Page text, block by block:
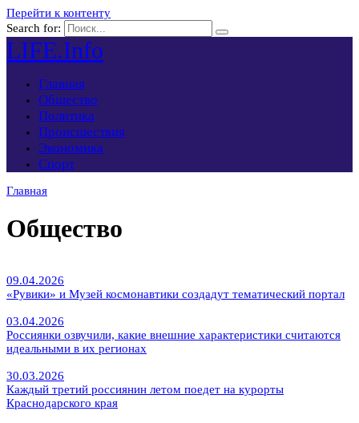
Перейти к контенту
Search for:
LIFE.Info
Главная
Общество
Политика
Происшествия
Экономика
Спорт
Главная
Общество
09.04.2026
«Рувики» и Музей космонавтики создадут тематический портал
03.04.2026
Россиянки озвучили, какие внешние характеристики считаются
идеальными в их регионах
30.03.2026
Каждый третий россиянин летом поедет на курорты
Краснодарского края